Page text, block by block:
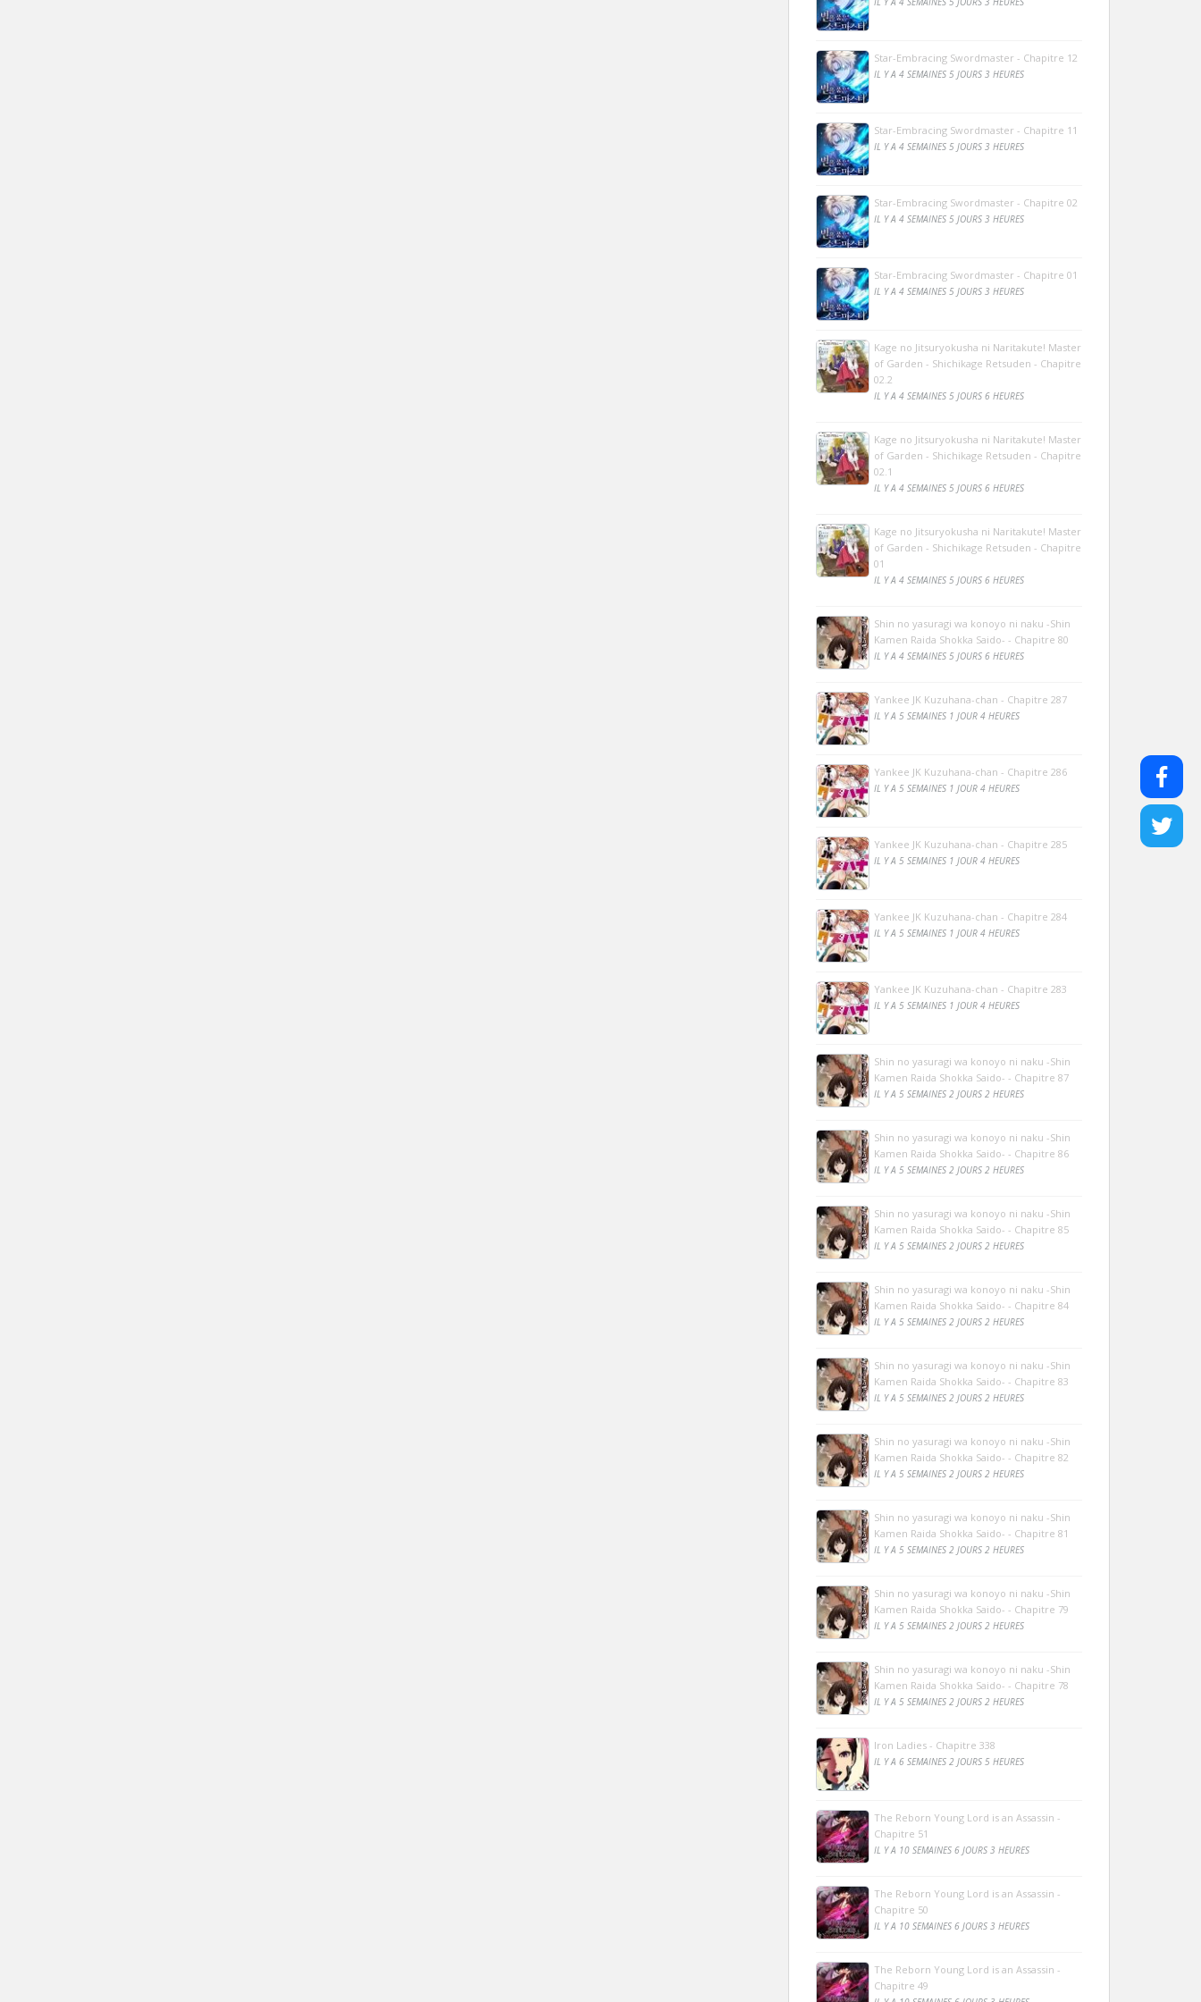
Star-Embracing Swordmaster - Chapitre 12
IL Y A 4 SEMAINES 5 JOURS 3 HEURES
Star-Embracing Swordmaster - Chapitre 11
IL Y A 4 SEMAINES 5 JOURS 3 HEURES
Star-Embracing Swordmaster - Chapitre 02
IL Y A 4 SEMAINES 5 JOURS 3 HEURES
Star-Embracing Swordmaster - Chapitre 01
IL Y A 4 SEMAINES 5 JOURS 3 HEURES
Kage no Jitsuryokusha ni Naritakute! Master
of Garden - Shichikage Retsuden - Chapitre
02.2
IL Y A 4 SEMAINES 5 JOURS 6 HEURES
Kage no Jitsuryokusha ni Naritakute! Master
of Garden - Shichikage Retsuden - Chapitre
02.1
IL Y A 4 SEMAINES 5 JOURS 6 HEURES
Kage no Jitsuryokusha ni Naritakute! Master
of Garden - Shichikage Retsuden - Chapitre
01
IL Y A 4 SEMAINES 5 JOURS 6 HEURES
Shin no yasuragi wa konoyo ni naku -Shin
Kamen Raida Shokka Saido- - Chapitre 80
IL Y A 4 SEMAINES 5 JOURS 6 HEURES
Yankee JK Kuzuhana-chan - Chapitre 287
IL Y A 5 SEMAINES 1 JOUR 4 HEURES
Yankee JK Kuzuhana-chan - Chapitre 286
IL Y A 5 SEMAINES 1 JOUR 4 HEURES
Yankee JK Kuzuhana-chan - Chapitre 285
IL Y A 5 SEMAINES 1 JOUR 4 HEURES
Yankee JK Kuzuhana-chan - Chapitre 284
IL Y A 5 SEMAINES 1 JOUR 4 HEURES
Yankee JK Kuzuhana-chan - Chapitre 283
IL Y A 5 SEMAINES 1 JOUR 4 HEURES
Shin no yasuragi wa konoyo ni naku -Shin
Kamen Raida Shokka Saido- - Chapitre 87
IL Y A 5 SEMAINES 2 JOURS 2 HEURES
Shin no yasuragi wa konoyo ni naku -Shin
Kamen Raida Shokka Saido- - Chapitre 86
IL Y A 5 SEMAINES 2 JOURS 2 HEURES
Shin no yasuragi wa konoyo ni naku -Shin
Kamen Raida Shokka Saido- - Chapitre 85
IL Y A 5 SEMAINES 2 JOURS 2 HEURES
Shin no yasuragi wa konoyo ni naku -Shin
Kamen Raida Shokka Saido- - Chapitre 84
IL Y A 5 SEMAINES 2 JOURS 2 HEURES
Shin no yasuragi wa konoyo ni naku -Shin
Kamen Raida Shokka Saido- - Chapitre 83
IL Y A 5 SEMAINES 2 JOURS 2 HEURES
Shin no yasuragi wa konoyo ni naku -Shin
Kamen Raida Shokka Saido- - Chapitre 82
IL Y A 5 SEMAINES 2 JOURS 2 HEURES
Shin no yasuragi wa konoyo ni naku -Shin
Kamen Raida Shokka Saido- - Chapitre 81
IL Y A 5 SEMAINES 2 JOURS 2 HEURES
Shin no yasuragi wa konoyo ni naku -Shin
Kamen Raida Shokka Saido- - Chapitre 79
IL Y A 5 SEMAINES 2 JOURS 2 HEURES
Shin no yasuragi wa konoyo ni naku -Shin
Kamen Raida Shokka Saido- - Chapitre 78
IL Y A 5 SEMAINES 2 JOURS 2 HEURES
Iron Ladies - Chapitre 338
IL Y A 6 SEMAINES 2 JOURS 5 HEURES
The Reborn Young Lord is an Assassin -
Chapitre 51
IL Y A 10 SEMAINES 6 JOURS 3 HEURES
The Reborn Young Lord is an Assassin -
Chapitre 50
IL Y A 10 SEMAINES 6 JOURS 3 HEURES
The Reborn Young Lord is an Assassin -
Chapitre 49